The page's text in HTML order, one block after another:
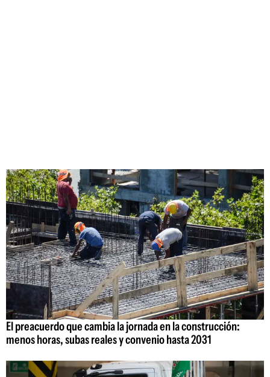
El preacuerdo que cambia la jornada en la construcción:
menos horas, subas reales y convenio hasta 2031